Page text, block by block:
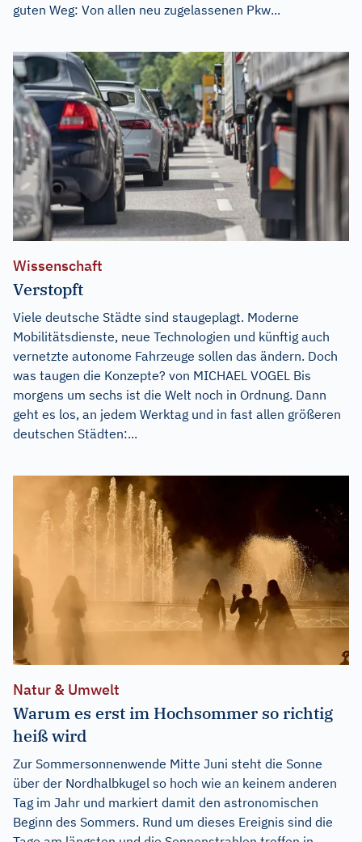
guten Weg: Von allen neu zugelassenen Pkw...
Wissenschaft
Verstopft
Viele deutsche Städte sind staugeplagt. Moderne
Mobilitätsdienste, neue Technologien und künftig auch
vernetzte autonome Fahrzeuge sollen das ändern. Doch
was taugen die Konzepte? von MICHAEL VOGEL Bis
morgens um sechs ist die Welt noch in Ordnung. Dann
geht es los, an jedem Werktag und in fast allen größeren
deutschen Städten:...
Natur & Umwelt
Warum es erst im Hochsommer so richtig
heiß wird
Zur Sommersonnenwende Mitte Juni steht die Sonne
über der Nordhalbkugel so hoch wie an keinem anderen
Tag im Jahr und markiert damit den astronomischen
Beginn des Sommers. Rund um dieses Ereignis sind die